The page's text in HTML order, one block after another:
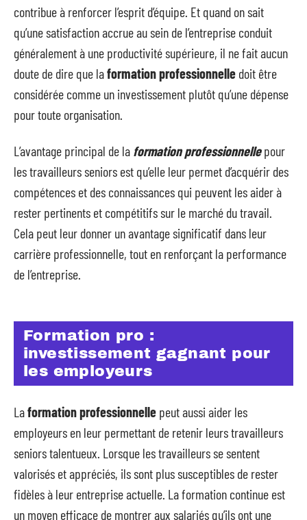
contribue à renforcer l’esprit d’équipe. Et quand on sait
qu’une satisfaction accrue au sein de l’entreprise conduit
généralement à une productivité supérieure, il ne fait aucun
doute de dire que laformation professionnelle doit être
considérée comme un investissement plutôt qu’une dépense
pour toute organisation.
L’avantage principal de la formation professionnellepour
les travailleurs seniors est qu’elle leur permet d’acquérir des
compétences et des connaissances qui peuvent les aider à
rester pertinents et compétitifs sur le marché du travail.
Cela peut leur donner un avantage significatif dans leur
carrière professionnelle, tout en renforçant la performance
de l’entreprise.
Formation pro :
investissement gagnant pour
les employeurs
Laformation professionnelle peut aussi aider les
employeurs en leur permettant de retenir leurs travailleurs
seniors talentueux. Lorsque les travailleurs se sentent
valorisés et appréciés, ils sont plus susceptibles de rester
fidèles à leur entreprise actuelle. La formation continue est
un moyen efficace de montrer aux salariés qu’ils ont une